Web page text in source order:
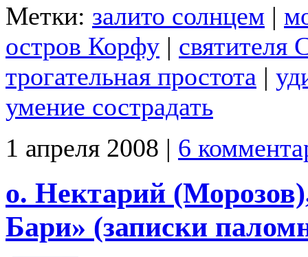
Метки: залито солнцем |
остров Корфу | святителя
трогательная простота |
умение сострадать
1 апреля 2008 | 6
о. Нектарий
Бари» (записки